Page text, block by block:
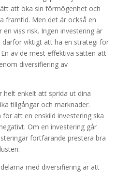
att öka sin förmögenhet och
framtid. Men det är också en
viss risk. Ingen investering är
därför viktigt att ha en strategi för
av de mest effektiva sätten att
diversifiering av
helt enkelt att sprida ut dina
tillgångar och marknader.
att en enskild investering ska
Om en investering går
fortfarande prestera bra
med diversifiering är att